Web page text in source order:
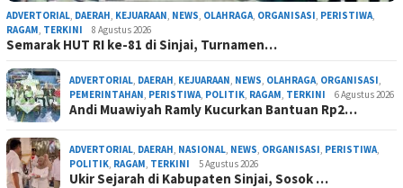
ADVERTORIAL, DAERAH, KEJUARAAN, NEWS, OLAHRAGA, ORGANISASI, PERISTIWA,
RAGAM, TERKINI 8 Agustus 2026
Semarak HUT RI ke-81 di Sinjai, Turnamen…
ADVERTORIAL, DAERAH, KEJUARAAN, NEWS, OLAHRAGA, ORGANISASI,
PEMERINTAHAN, PERISTIWA, POLITIK, RAGAM, TERKINI 6 Agustus 2026
Andi Muawiyah Ramly Kucurkan Bantuan Rp2…
ADVERTORIAL, DAERAH, NASIONAL, NEWS, ORGANISASI, PERISTIWA,
POLITIK, RAGAM, TERKINI 5 Agustus 2026
Ukir Sejarah di Kabupaten Sinjai, Sosok …